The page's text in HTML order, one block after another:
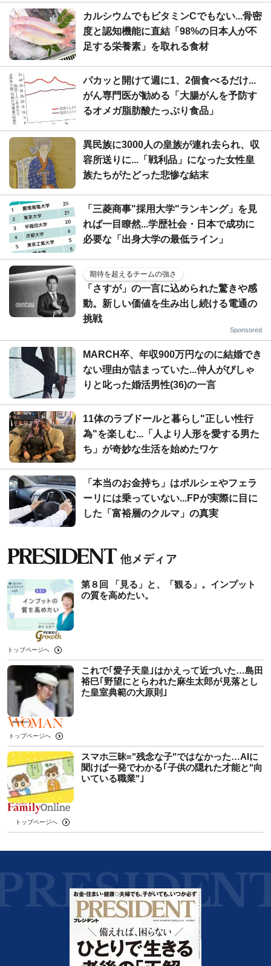
カルシウムでもビタミンCでもない...骨密
度と認知機能に直結「98%の日本人が不
足する栄養素」を取れる食材
パカッと開けて週に1、2個食べるだけ...
がん専門医が勧める「大腸がんを予防す
るオメガ脂肪酸たっぷり食品」
異民族に3000人の皇族が連れ去られ、収
容所送りに...「戦利品」になった女性皇
族たちがたどった悲惨な結末
「三菱商事"採用大学"ランキング」を見
れば一目瞭然...学歴社会・日本で成功に
必要な「出身大学の最低ライン」
期待を超えるチームの強さ
「さすが」の一言に込められた驚きや感
動。新しい価値を生み出し続ける電通の
挑戦
Sponsored
MARCH卒、年収900万円なのに結婚でき
ない理由が詰まっていた...仲人がぴしゃ
りと叱った婚活男性(36)の一言
11体のラブドールと暮らし"正しい性行
為"を楽しむ...「人より人形を愛する男た
ち」が奇妙な生活を始めたワケ
「本当のお金持ち」はポルシェやフェラ
ーリには乗っていない...FPが実際に目に
した「富裕層のクルマ」の真実
第８回 「見る」と、「観る」。インプット
の質を高めたい。
トップページへ
これで｢愛子天皇｣はかえって近づいた…島田
裕巳｢野望にとらわれた麻生太郎が見落とし
た皇室典範の大原則｣
トップページへ
スマホ三昧="残念な子"ではなかった…AIに
聞けば一発でわかる｢子供の隠れた才能と"向
いている職業"｣
トップページへ